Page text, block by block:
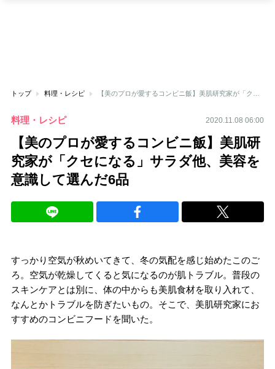
トップ 料理・レシピ
料理・レシピ 2020.11.08 06:00
【美のプロが愛するコンビニ飯】美肌研
究家が「クセになる」サラダ他、美容を
意識して選んだ6品
すっかり空気が秋めいてきて、冬の気配を感じ始めたこのご
ろ。空気が乾燥してくると気になるのが肌トラブル。普段の
スキンケアとは別に、体の中からも美肌食材を取り入れて、
なんとかトラブルを防ぎたいもの。そこで、美肌研究家にお
すすめのコンビニフードを聞いた。